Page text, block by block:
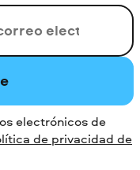
electrónicos de
de privacidad de